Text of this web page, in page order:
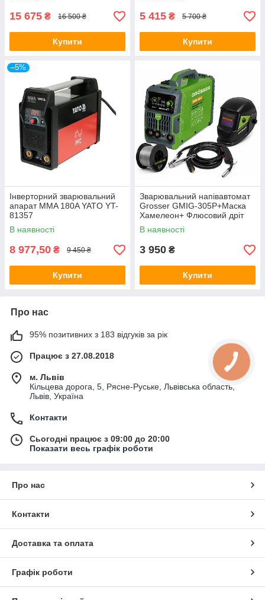
15 675 ₴ 16 500 ₴
Купити
5 415 ₴ 5 700 ₴
Купити
–5%
Інверторний зварювальний
апарат MMA 180A YATO YT-
81357
В наявності
8 977,50 ₴ 9 450 ₴
Купити
Зварювальний напівавтомат
Grosser GMIG-305P+Маска
Хамелеон+ Флюсовий дріт
В наявності
3 950 ₴
Купити
Про нас
95% позитивних з 183 відгуків за рік
Працює з 27.08.2018
м. Львів
Кільцева дорога, 5, Рясне-Руське, Львівська область,
Львів, Україна
Контакти
Сьогодні працює з 09:00 до 20:00
Показати весь графік роботи
Про нас
Контакти
Доставка та оплата
Графік роботи